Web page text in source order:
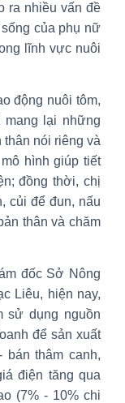
ra nhiều vấn đề
của phụ nữ
lĩnh vực nuôi
động nuôi tôm,
lại những
nói riêng và
hình giúp tiết
đồng thời, chị
củi để đun, nấu
thân và chăm
đốc Sở Nông
Liêu, hiện nay,
sử dụng nguồn
để sản xuất
bán thâm canh,
điện tăng qua
(7% - 10% chi